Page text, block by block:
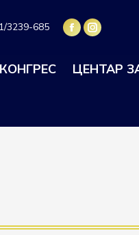
3239-685
КОНГРЕС ЦЕНТАР